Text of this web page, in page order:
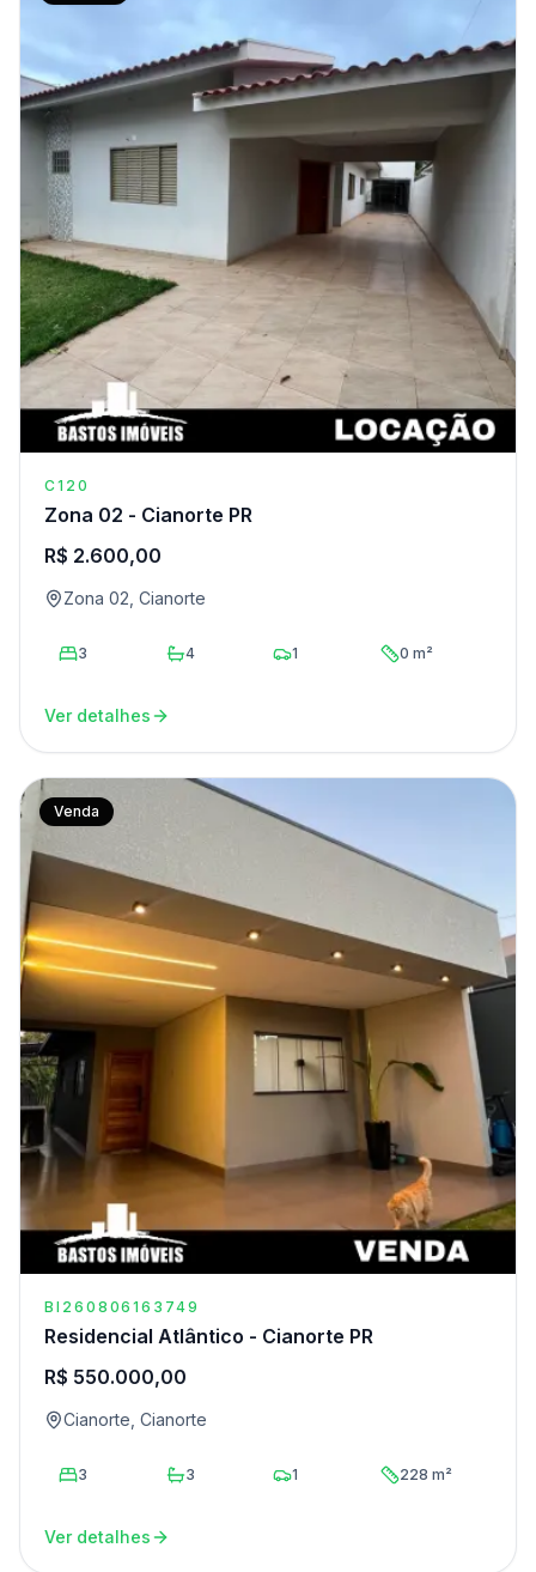
C120
Zona 02 - Cianorte PR
R$ 2.600,00
Zona 02, Cianorte
3 4 1 0 m²
Ver detalhes
Venda
BI260806163749
Residencial Atlântico - Cianorte PR
R$ 550.000,00
Cianorte, Cianorte
3 3 1 228 m²
Ver detalhes